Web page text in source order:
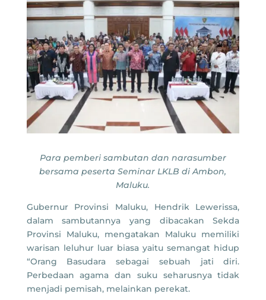
Para pemberi sambutan dan narasumber
bersama peserta Seminar LKLB di Ambon,
Maluku.
Gubernur Provinsi Maluku, Hendrik Lewerissa,
dalam sambutannya yang dibacakan Sekda
Provinsi Maluku, mengatakan Maluku memiliki
warisan leluhur luar biasa yaitu semangat hidup
“Orang Basudara sebagai sebuah jati diri.
Perbedaan agama dan suku seharusnya tidak
menjadi pemisah, melainkan perekat.